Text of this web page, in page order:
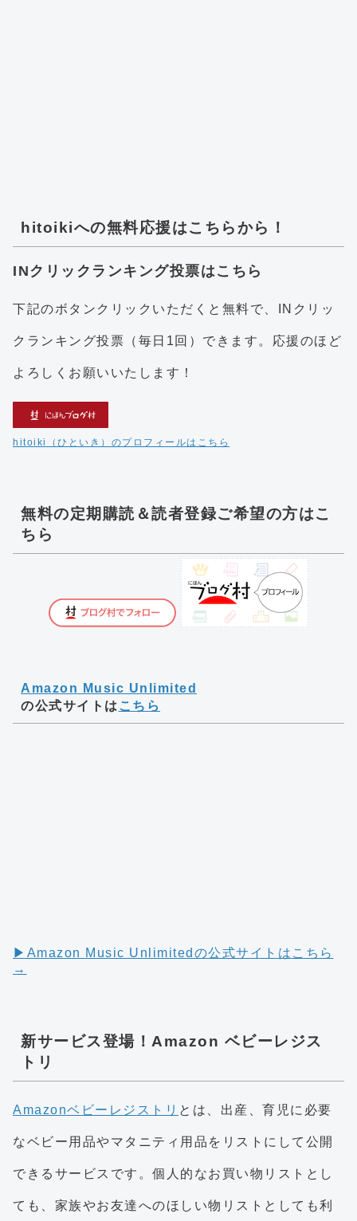
hitoikiへの無料応援はこちらから！
INクリックランキング投票はこちら
下記のボタンクリックいただくと無料で、INクリッ
クランキング投票（毎日1回）できます。応援のほど
よろしくお願いいたします！
hitoiki（ひといき）のプロフィールはこちら
無料の定期購読＆読者登録ご希望の方はこ
ちら
Amazon Music Unlimited
の公式サイトは こちら
▶︎Amazon Music Unlimitedの公式サイトはこちら
→
新サービス登場！Amazon ベビーレジス
トリ
Amazonベビーレジストリ とは、出産、育児に必要
なベビー用品やマタニティ用品をリストにして公開
できるサービスです。個人的なお買い物リストとし
ても、家族やお友達へのほしい物リストとしても利